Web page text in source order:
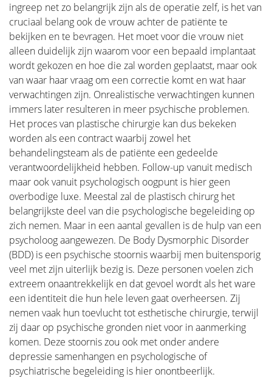
ingreep net zo belangrijk zijn als de operatie zelf, is het van
cruciaal belang ook de vrouw achter de patiënte te
bekijken en te bevragen. Het moet voor die vrouw niet
alleen duidelijk zijn waarom voor een bepaald implantaat
wordt gekozen en hoe die zal worden geplaatst, maar ook
van waar haar vraag om een correctie komt en wat haar
verwachtingen zijn. Onrealistische verwachtingen kunnen
immers later resulteren in meer psychische problemen.
Het proces van plastische chirurgie kan dus bekeken
worden als een contract waarbij zowel het
behandelingsteam als de patiënte een gedeelde
verantwoordelijkheid hebben. Follow-up vanuit medisch
maar ook vanuit psychologisch oogpunt is hier geen
overbodige luxe. Meestal zal de plastisch chirurg het
belangrijkste deel van die psychologische begeleiding op
zich nemen. Maar in een aantal gevallen is de hulp van een
psycholoog aangewezen. De Body Dysmorphic Disorder
(BDD) is een psychische stoornis waarbij men buitensporig
veel met zijn uiterlijk bezig is. Deze personen voelen zich
extreem onaantrekkelijk en dat gevoel wordt als het ware
een identiteit die hun hele leven gaat overheersen. Zij
nemen vaak hun toevlucht tot esthetische chirurgie, terwijl
zij daar op psychische gronden niet voor in aanmerking
komen. Deze stoornis zou ook met onder andere
depressie samenhangen en psychologische of
psychiatrische begeleiding is hier onontbeerlijk.